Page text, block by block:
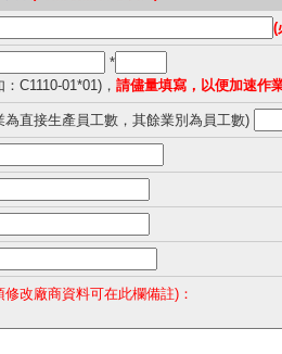
(
*
C1110-01*01)， 請儘量填寫，以便加速作
為直接生產員工數，其餘業別為員工數)
改廠商資料可在此欄備註)：